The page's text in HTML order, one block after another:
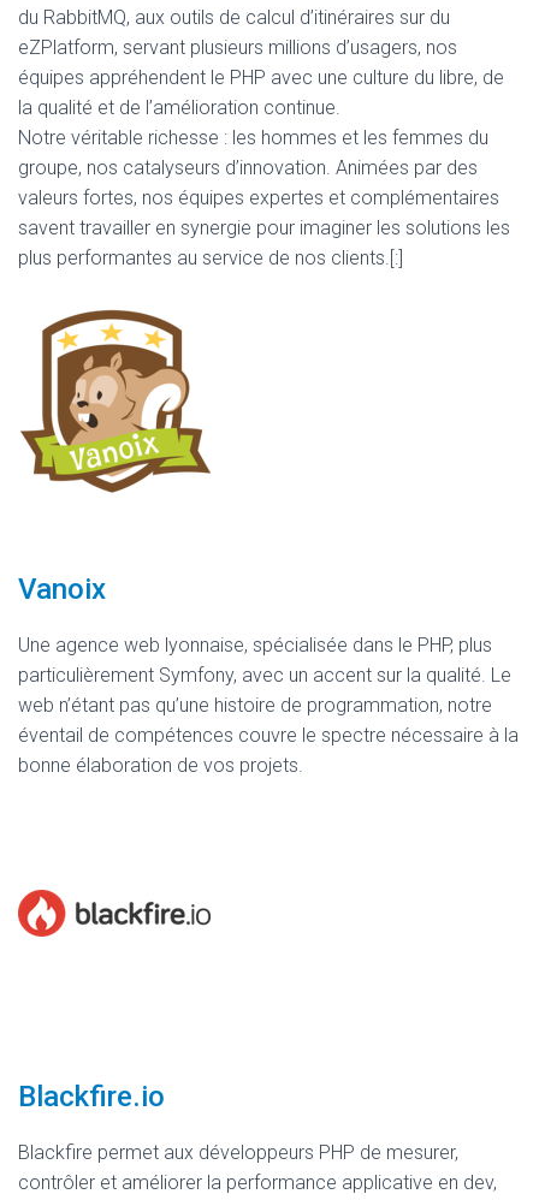
du RabbitMQ, aux outils de calcul d’itinéraires sur du
eZPlatform, servant plusieurs millions d’usagers, nos
équipes appréhendent le PHP avec une culture du libre, de
la qualité et de l’amélioration continue.
Notre véritable richesse : les hommes et les femmes du
groupe, nos catalyseurs d’innovation. Animées par des
valeurs fortes, nos équipes expertes et complémentaires
savent travailler en synergie pour imaginer les solutions les
plus performantes au service de nos clients.[:]
Vanoix
Une agence web lyonnaise, spécialisée dans le PHP, plus
particulièrement Symfony, avec un accent sur la qualité. Le
web n’étant pas qu’une histoire de programmation, notre
éventail de compétences couvre le spectre nécessaire à la
bonne élaboration de vos projets.
Blackfire.io
Blackfire permet aux développeurs PHP de mesurer,
contrôler et améliorer la performance applicative en dev,